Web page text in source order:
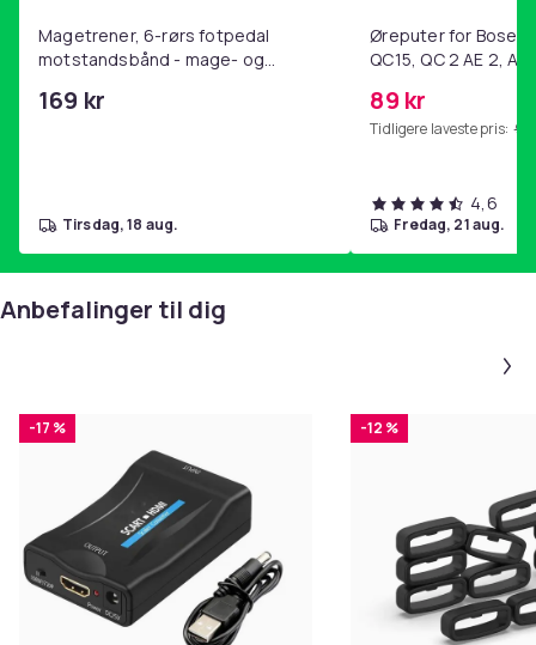
Magetrener, 6-rørs fotpedal
motstandsbånd - mage- og
hjemmegymnastikk Purple
169 kr
tirsdag, 18 aug.
Øreputer for Bose
QC15, QC 2 AE 2, AE
89 kr
Tidligere laveste pris: 99
4,6
fredag, 21 aug.
Anbefalinger til dig
-17 % -12 %